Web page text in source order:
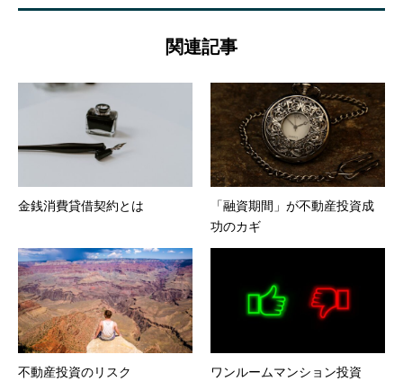
関連記事
金銭消費貸借契約とは
「融資期間」が不動産投資成
功のカギ
不動産投資のリスク
ワンルームマンション投資